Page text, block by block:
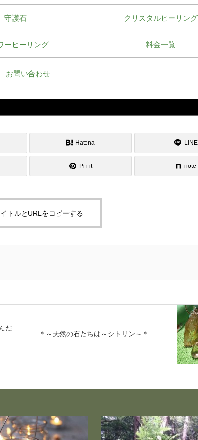
守護石 クリスタルヒーリング
ーヒーリング 料金一覧
お問い合わせ
Hatena LINE
Pin it note
トルとURLをコピーする
だ
＊～天然の石たちは～シトリン～＊